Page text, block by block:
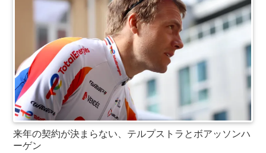
来年の契約が決まらない、テルプストラとボアッソンハ
ーゲン